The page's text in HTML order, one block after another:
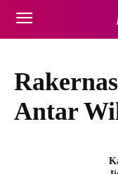
Antar